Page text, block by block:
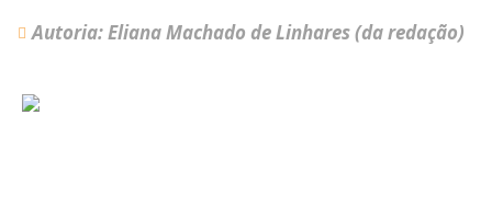
Autoria: Eliana Machado de Linhares (da redação)